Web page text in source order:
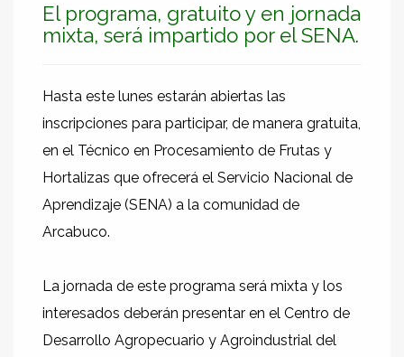
El programa, gratuito y en jornada
mixta, será impartido por el SENA.
Hasta este lunes estarán abiertas las
inscripciones para participar, de manera gratuita,
en el Técnico en Procesamiento de Frutas y
Hortalizas que ofrecerá el Servicio Nacional de
Aprendizaje (SENA) a la comunidad de
Arcabuco.
La jornada de este programa será mixta y los
interesados deberán presentar en el Centro de
Desarrollo Agropecuario y Agroindustrial del